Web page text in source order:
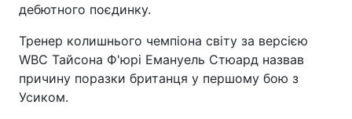
дебютного поєдинку.
Тренер колишнього чемпіона світу за версією
WBC Тайсона Ф'юрі Емануель Стюард назвав
причину поразки британця у першому бою з
Усиком.